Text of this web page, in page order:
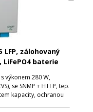
LFP, zálohovaný
LiFePO4 baterie
výkonem 280 W,
se SNMP + HTTP, tep.
kapacity, ochranou